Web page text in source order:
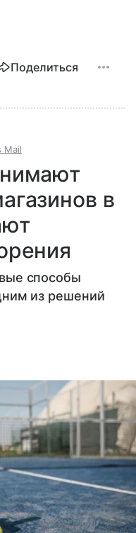
Поделиться
Mail
в
способы
из решений